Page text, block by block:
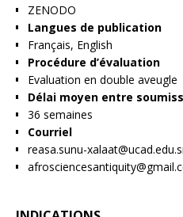
ZENODO
Langues de publication
Français, English
Procédure d’évaluation
Evaluation en double aveugle
Délai moyen entre
36 semaines
Courriel
reasa.sunu-